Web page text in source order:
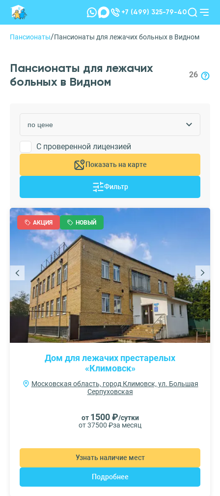
+7 (499) 325-79-40
Пансионаты/Пансионаты для лежачих больных в Видном
Пансионаты для лежачих
больных в Видном
26
С проверенной лицензией
Показать на карте
Фильтр
АКЦИЯ НОВЫЙ
Дом для лежачих престарелых
«Климовск»
Московская область, город Климовск, ул. Большая
Серпуховская
от 1500 ₽/сутки
от 37500 ₽за месяц
Узнать наличие мест
Подробнее